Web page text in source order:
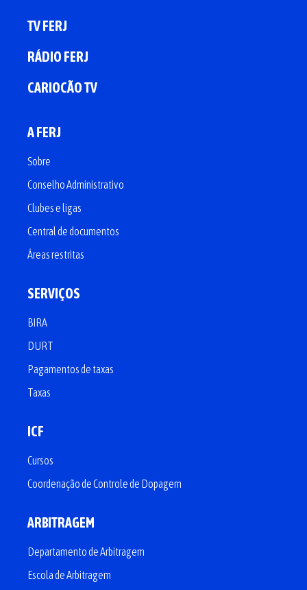
TV FERJ
RÁDIO FERJ
CARIOCÃO TV
A FERJ
Sobre
Conselho Administrativo
Clubes e ligas
Central de documentos
Áreas restritas
SERVIÇOS
BIRA
DURT
Pagamentos de taxas
Taxas
ICF
Cursos
Coordenação de Controle de Dopagem
ARBITRAGEM
Departamento de Arbitragem
Escola de Arbitragem